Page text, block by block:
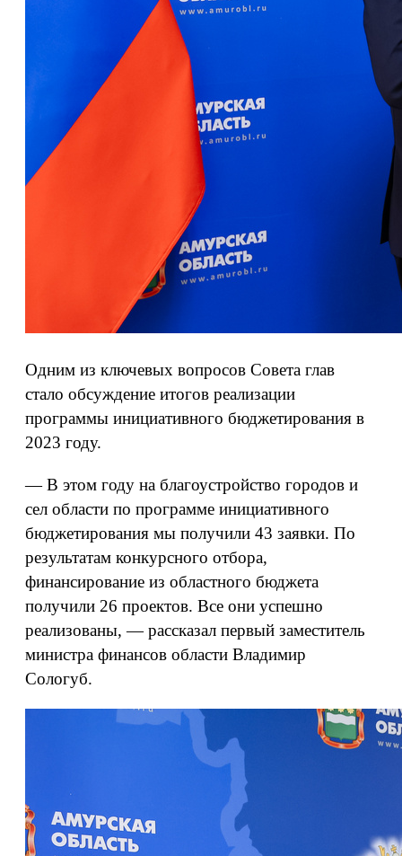
Одним из ключевых вопросов Совета глав
стало обсуждение итогов реализации
программы инициативного бюджетирования в
2023 году.
— В этом году на благоустройство городов и
сел области по программе инициативного
бюджетирования мы получили 43 заявки. По
результатам конкурсного отбора,
финансирование из областного бюджета
получили 26 проектов. Все они успешно
реализованы, — рассказал первый заместитель
министра финансов области Владимир
Сологуб.